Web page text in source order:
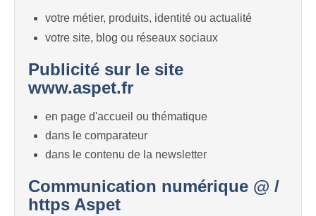
votre métier, produits, identité ou actualité
votre site, blog ou réseaux sociaux
Publicité sur le site
www.aspet.fr
en page d'accueil ou thématique
dans le comparateur
dans le contenu de la newsletter
Communication numérique @ /
https Aspet